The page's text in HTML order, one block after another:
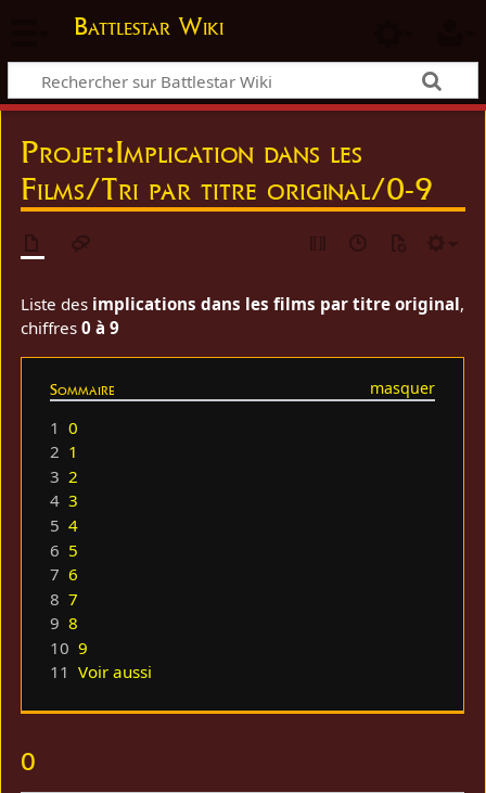
Battlestar Wiki
Projet:Implication dans les
Films/Tri par titre original/0-9
Liste des implications dans les films par titre original,
chiffres0 à 9
Sommaire
1 0
2 1
3 2
4 3
5 4
6 5
7 6
8 7
9 8
10 9
11 Voir aussi
0